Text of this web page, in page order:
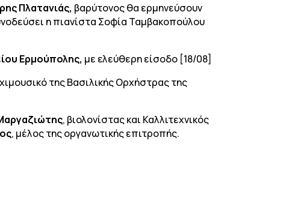
Πλατανιάς, βαρύτονοςθα ερμηνεύσουν
η πιανίστα Σοφία Ταμβακοπούλου
Ερμούπολης, με ελεύθερη είσοδο [18/08]
της Βασιλικής Ορχήστρας της
, βιολονίστας και Καλλιτεχνικός
, μέλος της οργανωτικής επιτροπής.